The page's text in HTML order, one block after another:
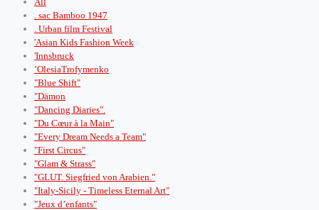
. sac Bamboo 1947
. Urban film Festival
'Asian Kids Fashion Week
'Innsbruck
’OlesiaTrofymenko
"Blue Shift"
"Dämon
"Dancing Diaries".
"Du Cœur à la Main"
"Every Dream Needs a Team"
"First Circus"
"Glam & Strass"
"GLUT. Siegfried von Arabien."
"Italy-Sicily - Timeless Eternal Art"
"Jeux d’enfants"